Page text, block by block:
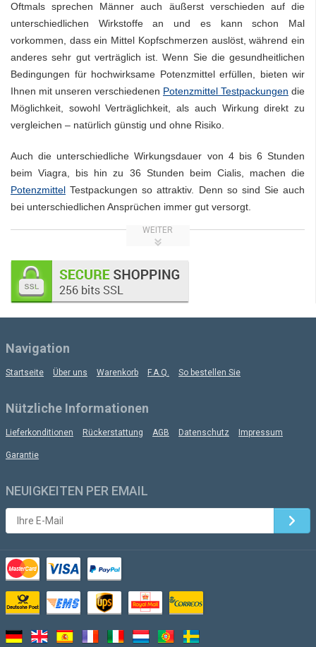
Oftmals sprechen Männer auch äußerst verschieden auf die
unterschiedlichen Wirkstoffe an und es kann schon Mal
vorkommen, dass ein Mittel Kopfschmerzen auslöst, während ein
anderes sehr gut verträglich ist. Wenn Sie die gesundheitlichen
Bedingungen für hochwirksame Potenzmittel erfüllen, bieten wir
Ihnen mit unseren verschiedenen Potenzmittel Testpackungen die
Möglichkeit, sowohl Verträglichkeit, als auch Wirkung direkt zu
vergleichen – natürlich günstig und ohne Risiko.
Auch die unterschiedliche Wirkungsdauer von 4 bis 6 Stunden
beim Viagra, bis hin zu 36 Stunden beim Cialis, machen die
Potenzmittel Testpackungen so attraktiv. Denn so sind Sie auch
bei unterschiedlichen Ansprüchen immer gut versorgt.
WEITER
Navigation
Startseite Über uns Warenkorb F.A.Q. So bestellen Sie
Nützliche Informationen
Lieferkonditionen Rückerstattung AGB Datenschutz Impressum
Garantie
NEUIGKEITEN PER EMAIL